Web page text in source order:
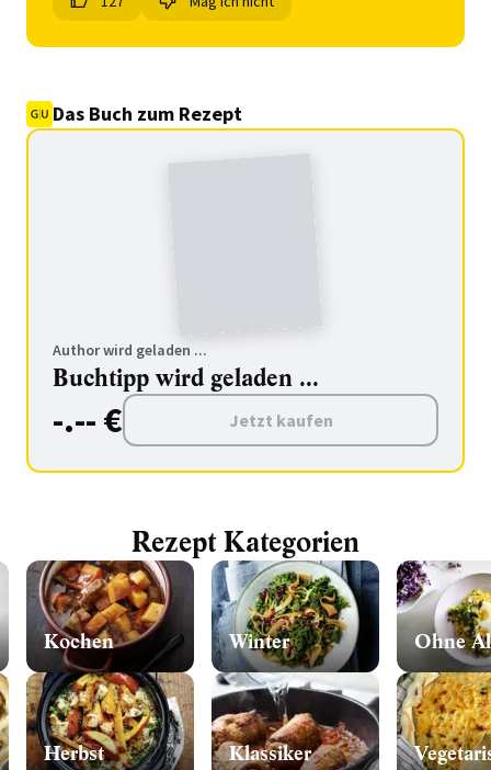
Das Buch zum Rezept
Author wird geladen ...
Buchtipp wird geladen ...
-.-- € Jetzt kaufen
Rezept Kategorien
Kochen
Herbst
Winter
Klassiker
Ohne